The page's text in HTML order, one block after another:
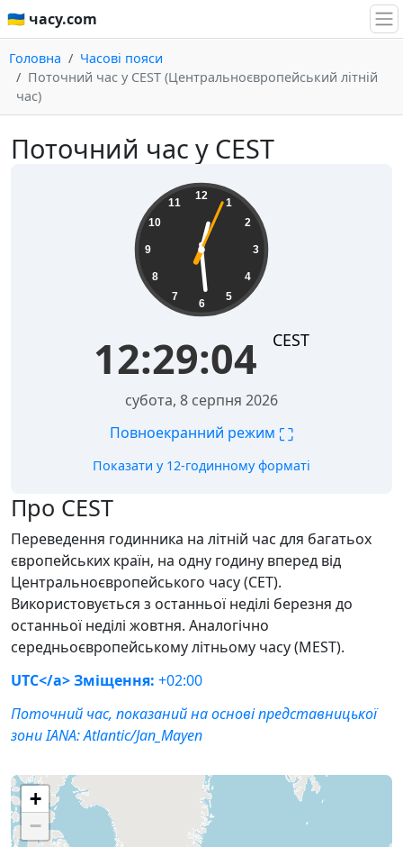
🇺🇦 часу.com
Головна
Часові пояси
Поточний час у CEST (Центральноєвропейський літній
час)
Поточний час у CEST
12
1
2
3
4
5
6
7
8
9
10
11
12:29:05 CEST
субота, 8 серпня 2026
Повноекранний режим ⛶
Показати у 12-годинному форматі
Про CEST
Переведення годинника на літній час для багатьох
європейських країн, на одну годину вперед від
Центральноєвропейського часу (CET).
Використовується з останньої неділі березня до
останньої неділі жовтня. Аналогічно
середньоєвропейському літньому часу (MEST).
UTC</a> Зміщення: +02:00
Поточний час, показаний на основі представницької
зони IANA:Atlantic/Jan_Mayen
+
−